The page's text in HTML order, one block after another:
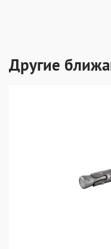
Другие